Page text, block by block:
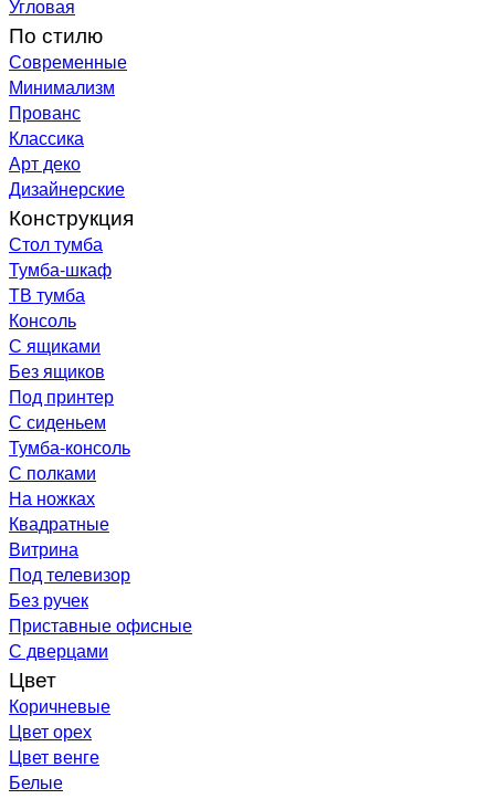
Угловая
По стилю
Современные
Минимализм
Прованс
Классика
Арт деко
Дизайнерские
Конструкция
Стол тумба
Тумба-шкаф
ТВ тумба
Консоль
С ящиками
Без ящиков
Под принтер
С сиденьем
Тумба-консоль
С полками
На ножках
Квадратные
Витрина
Под телевизор
Без ручек
Приставные офисные
С дверцами
Цвет
Коричневые
Цвет орех
Цвет венге
Белые